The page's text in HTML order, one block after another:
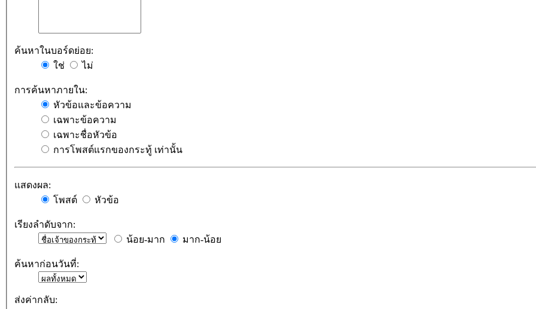
ค้นหาในบอร์ดย่อย:
ใช่
ไม่
การค้นหาภายใน:
หัวข้อและข้อความ
เฉพาะข้อความ
เฉพาะชื่อหัวข้อ
การโพสต์แรกของกระทู้ เท่านั้น
แสดงผล:
โพสต์
หัวข้อ
เรียงลำดับจาก:
น้อย-มาก
มาก-น้อย
ค้นหาก่อนวันที่:
ส่งค่ากลับ: